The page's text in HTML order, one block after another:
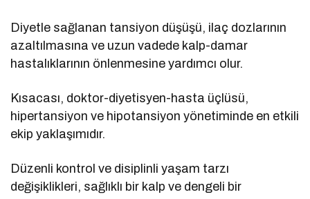
Diyetle sağlanan tansiyon düşüşü, ilaç dozlarının
azaltılmasına ve uzun vadede kalp-damar
hastalıklarının önlenmesine yardımcı olur.
Kısacası, doktor-diyetisyen-hasta üçlüsü,
hipertansiyon ve hipotansiyon yönetiminde en etkili
ekip yaklaşımıdır.
Düzenli kontrol ve disiplinli yaşam tarzı
değişiklikleri, sağlıklı bir kalp ve dengeli bir